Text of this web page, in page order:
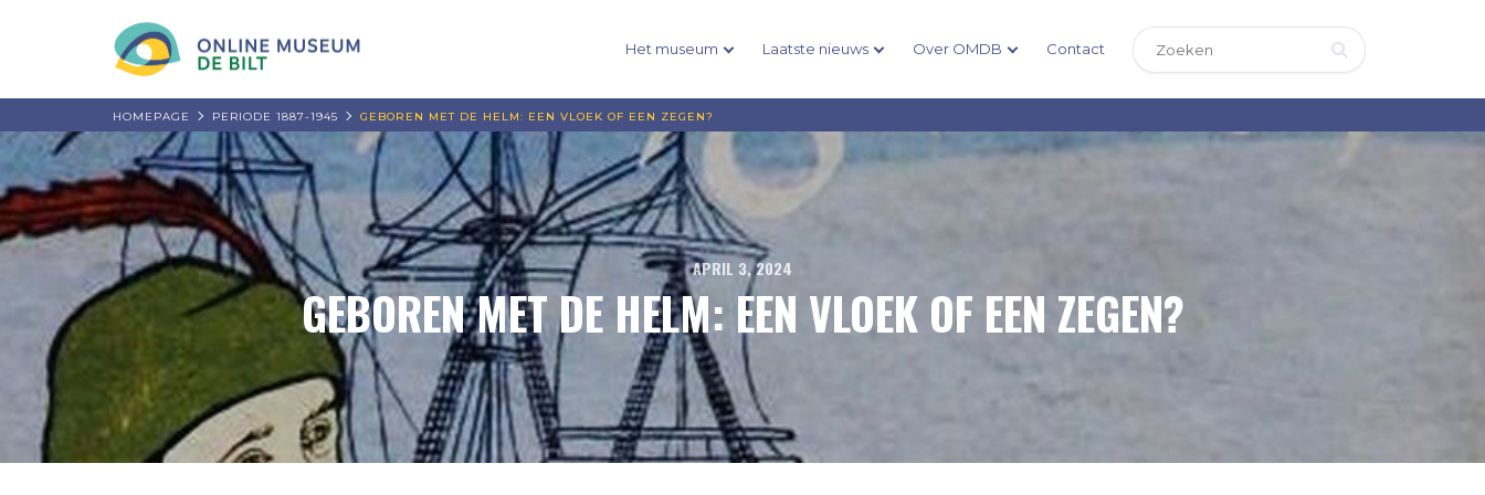
Het museum Laatste nieuws Over OMDB Contact
HOMEPAGE PERIODE 1887-1945 GEBOREN MET DE HELM: EEN VLOEK OF EEN ZEGEN?
APRIL 3, 2024
GEBOREN MET DE HELM: EEN VLOEK OF EEN ZEGEN?